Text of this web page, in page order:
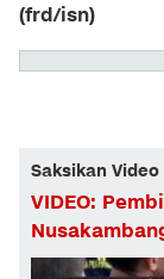
(frd/isn)
Saksikan
VIDEO: